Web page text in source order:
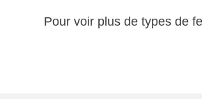
Pour voir plus de types de